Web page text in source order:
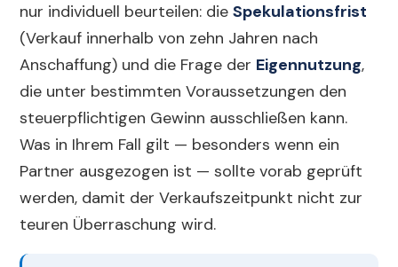
nur individuell beurteilen: dieSpekulationsfrist
(Verkauf innerhalb von zehn Jahren nach
Anschaffung) und die Frage der Eigennutzung,
die unter bestimmten Voraussetzungen den
steuerpflichtigen Gewinn ausschließen kann.
Was in Ihrem Fall gilt — besonders wenn ein
Partner ausgezogen ist — sollte vorab geprüft
werden, damit der Verkaufszeitpunkt nicht zur
teuren Überraschung wird.